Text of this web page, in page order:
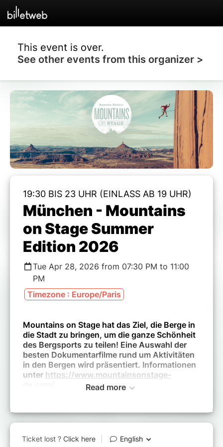
This event is over.
See other events from this organizer >
19:30 BIS 23 UHR (EINLASS AB 19 UHR)
München - Mountains
on Stage Summer
Edition 2026
Tue Apr 28, 2026 from 07:30 PM to 11:00
PM
Timezone : Europe/Paris
Mountains on Stage hat das Ziel, die Berge in
die Stadt zu bringen, um die ganze Schönheit
des Bergsports zu teilen! Eine Auswahl der
besten Dokumentarfilme rund um Aktivitäten
in den Bergen wird präsentiert. Informationen
unter https://www.mountainsonstage-
gezeigt und sind vollständig auf Deutsch
untertitelt.
Read more